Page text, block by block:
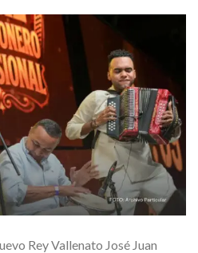
Rey Vallenato José Juan